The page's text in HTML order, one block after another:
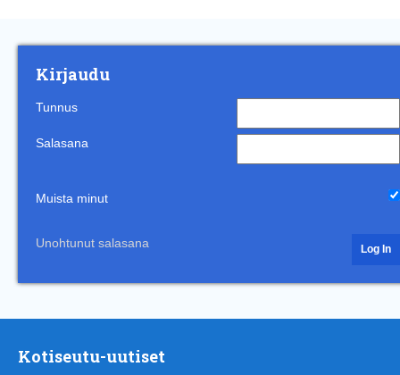
Kirjaudu
Tunnus
Salasana
Muista minut
Unohtunut salasana
Kotiseutu-uutiset